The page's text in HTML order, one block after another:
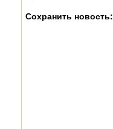
Сохранить новость: